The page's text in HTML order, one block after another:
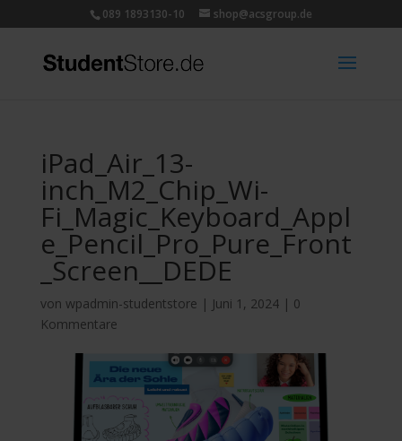
089 1893130-10 shop@acsgroup.de
iPad_Air_13-
inch_M2_Chip_Wi-
Fi_Magic_Keyboard_Appl
e_Pencil_Pro_Pure_Front
_Screen__DEDE
von wpadmin-studentstore | Juni 1, 2024| 0
Kommentare